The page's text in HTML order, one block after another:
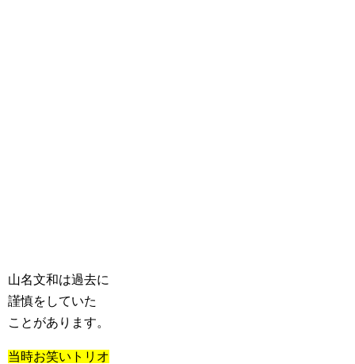
山名文和は過去に
謹慎をしていた
ことがあります。
当時お笑いトリオ